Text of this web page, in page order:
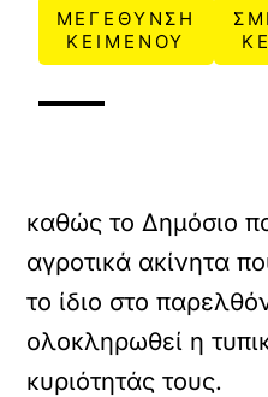
ΜΕΓΕΘΥΝΣΗ
ΚΕΙΜΕΝΟΥ
καθώς το Δημόσιο
αγροτικά ακίνητα
το ίδιο στο
ολοκληρωθεί η
κυριότητάς τους.